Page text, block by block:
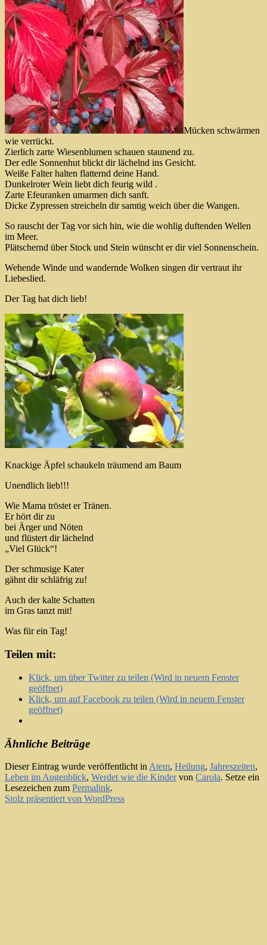
Mücken schwärmen
wie verrückt.
Zierlich zarte Wiesenblumen schauen staunend zu.
Der edle Sonnenhut blickt dir lächelnd ins Gesicht.
Weiße Falter halten flatternd deine Hand.
Dunkelroter Wein liebt dich feurig wild .
Zarte Efeuranken umarmen dich sanft.
Dicke Zypressen streicheln dir samtig weich über die Wangen.
So rauscht der Tag vor sich hin, wie die wohlig duftenden Wellen
im Meer.
Plätschernd über Stock und Stein wünscht er dir viel Sonnenschein.
Wehende Winde und wandernde Wolken singen dir vertraut ihr
Liebeslied.
Der Tag hat dich lieb!
Knackige Äpfel schaukeln träumend am Baum
Unendlich lieb!!!
Wie Mama tröstet er Tränen.
Er hört dir zu
bei Ärger und Nöten
und flüstert dir lächelnd
„Viel Glück“!
Der schmusige Kater
gähnt dir schläfrig zu!
Auch der kalte Schatten
im Gras tanzt mit!
Was für ein Tag!
Teilen mit:
Klick, um über Twitter zu teilen (Wird in neuem Fenster
geöffnet)
Klick, um auf Facebook zu teilen (Wird in neuem Fenster
geöffnet)
Ähnliche Beiträge
Dieser Eintrag wurde veröffentlicht in Atem, Heilung, Jahreszeiten,
Leben im Augenblick, Werdet wie die Kindervon Carola. Setze ein
Lesezeichen zum Permalink.
Stolz präsentiert von WordPress